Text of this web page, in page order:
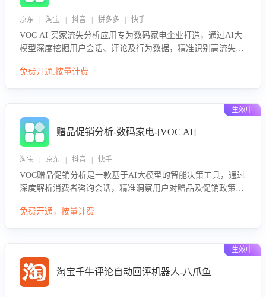
京东 | 淘宝 | 抖音 | 拼多多 | 快手
VOC AI 买家流失分析应用专为数码家电企业打造，通过AI大
模型深度挖掘用户会话、评论及行为数据，精准识别高流失风
迟、竞品价格冲击等。系统自动输出可落地的挽回策略，迅速
免费开通,按量计费
生效中
赠品促销分析-数码家电-[VOC AI]
淘宝 | 京东 | 抖音 | 快手
VOC赠品促销分析是一款基于AI大模型的智能决策工具，通过
深度解析消费者咨询会话，精准洞察用户对赠品及促销政策的
求，帮助企业制定个性化赠品组合策略，优化资源投放并淘汰
免费开通，按量计费
生效中
淘宝千牛评论自动回评机器人-八爪鱼